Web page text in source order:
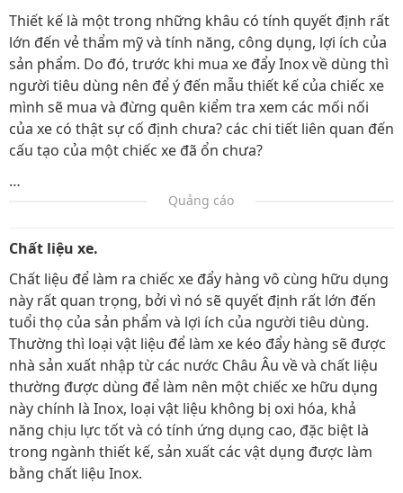
Thiết kế là một trong những khâu có tính quyết định rất
lớn đến vẻ thẩm mỹ và tính năng, công dụng, lợi ích của
sản phẩm. Do đó, trước khi mua xe đẩy Inox về dùng thì
người tiêu dùng nên để ý đến mẫu thiết kế của chiếc xe
mình sẽ mua và đừng quên kiểm tra xem các mối nối
của xe có thật sự cố định chưa? các chi tiết liên quan đến
cấu tạo của một chiếc xe đã ổn chưa?
…
Quảng cáo
Chất liệu xe.
Chất liệu để làm ra chiếc xe đẩy hàng vô cùng hữu dụng
này rất quan trọng, bởi vì nó sẽ quyết định rất lớn đến
tuổi thọ của sản phẩm và lợi ích của người tiêu dùng.
Thường thì loại vật liệu để làm xe kéo đẩy hàng sẽ được
nhà sản xuất nhập từ các nước Châu Âu về và chất liệu
thường được dùng để làm nên một chiếc xe hữu dụng
này chính là Inox, loại vật liệu không bị oxi hóa, khả
năng chịu lực tốt và có tính ứng dụng cao, đặc biệt là
trong ngành thiết kế, sản xuất các vật dụng được làm
bằng chất liệu Inox.